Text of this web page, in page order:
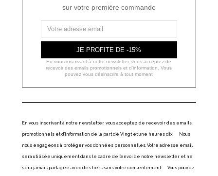
sur votre première commande
JE PROFITE DE -15%
En vous inscrivant à notre newsletter, vous acceptez de
recevoir des emails promotionnels et d'information. Vous
pouvez vous désinscrire à tout moment
En vous inscrivant à notre newsletter, vous acceptez de recevoir des emails
promotionnels et d’information de la part de Vingt et une heures dix. Nous
nous engageons à protéger vos données personnelles. Votre adresse email
sera utilisée uniquement dans le cadre de l’envoi de notre newsletter et ne
sera jamais partagée avec des tiers sans votre consentement. Vous pouvez